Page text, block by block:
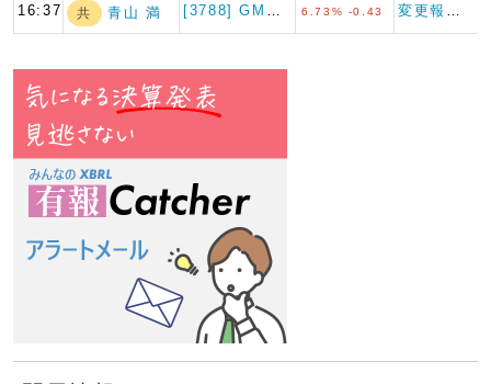
16:37 共 青山 満 6.73% -0.43